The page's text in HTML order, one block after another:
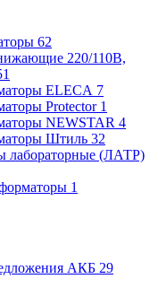
62
220/110В,
ELECA 7
Protector 1
NEWSTAR 4
Штиль 32
лабораторные (ЛАТР)
1
АКБ 29